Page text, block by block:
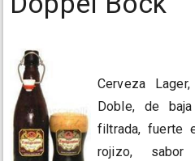
Cerveza
Doble, de
filtrada, fuerte
rojizo, sabor